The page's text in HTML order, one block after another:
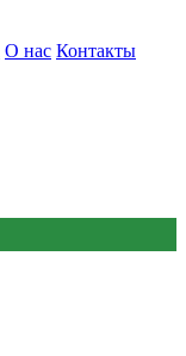
О нас Контакты